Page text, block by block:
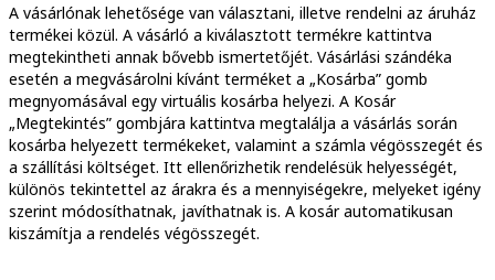
A vásárlónak lehetősége van választani, illetve rendelni az áruház
termékei közül. A vásárló a kiválasztott termékre kattintva
megtekintheti annak bővebb ismertetőjét. Vásárlási szándéka
esetén a megvásárolni kívánt terméket a „Kosárba” gomb
megnyomásával egy virtuális kosárba helyezi. A Kosár
„Megtekintés” gombjára kattintva megtalálja a vásárlás során
kosárba helyezett termékeket, valamint a számla végösszegét és
a szállítási költséget. Itt ellenőrizhetik rendelésük helyességét,
különös tekintettel az árakra és a mennyiségekre, melyeket igény
szerint módosíthatnak, javíthatnak is. A kosár automatikusan
kiszámítja a rendelés végösszegét.